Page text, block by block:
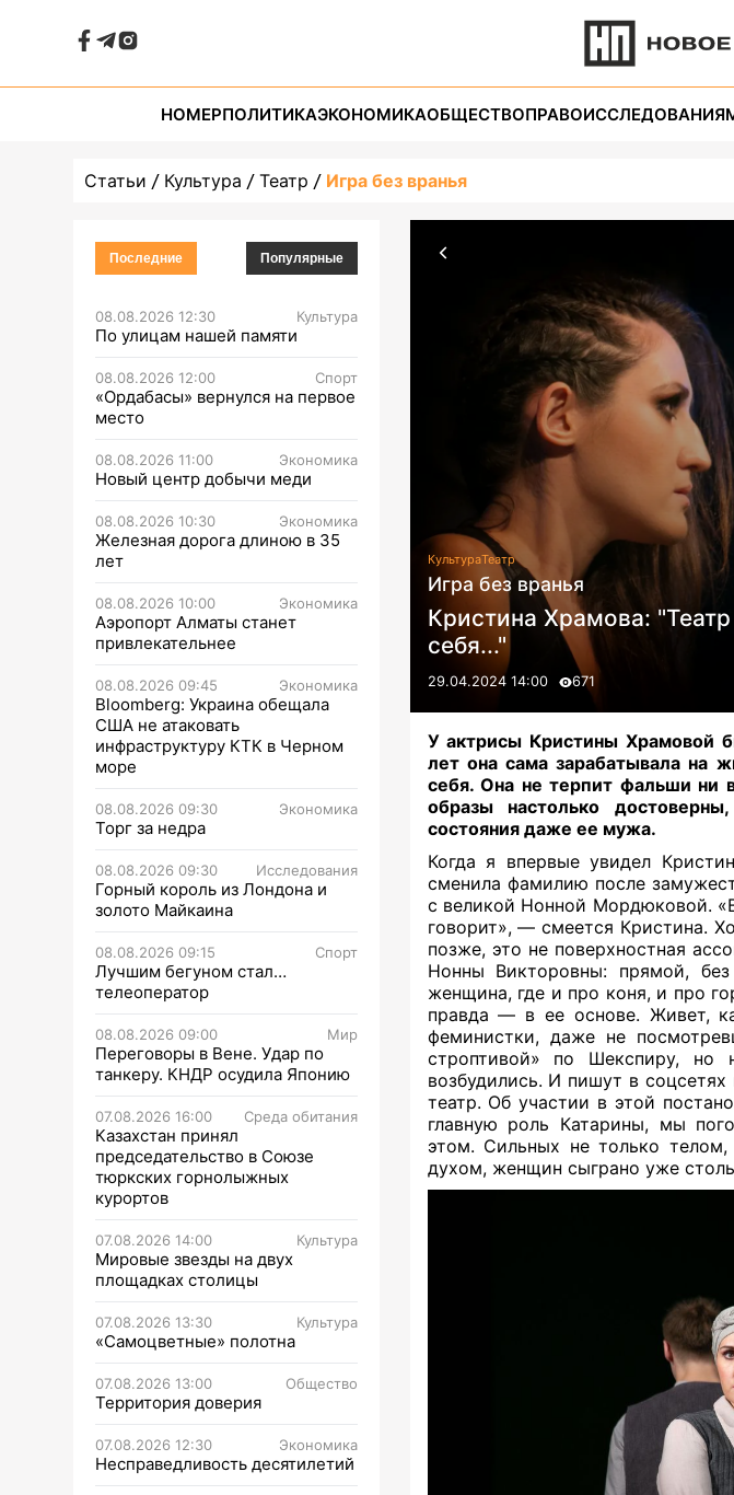
НОМЕРПОЛИТИКАЭКОНОМИКАОБЩЕСТВОПРАВОИССЛЕДОВАНИЯ
Статьи Культура Театр Игра без вранья
Последние Популярные
08.08.2026 12:30 Культура
По улицам нашей памяти
08.08.2026 12:00 Спорт
«Ордабасы» вернулся на первое
место
08.08.2026 11:00 Экономика
Новый центр добычи меди
08.08.2026 10:30 Экономика
Железная дорога длиною в 35
лет
08.08.2026 10:00 Экономика
Аэропорт Алматы станет
привлекательнее
08.08.2026 09:45 Экономика
Bloomberg: Украина обещала
США не атаковать
инфраструктуру КТК в Черном
море
08.08.2026 09:30 Экономика
Торг за недра
08.08.2026 09:30 Исследования
Горный король из Лондона и
золото Майкаина
08.08.2026 09:15 Спорт
Лучшим бегуном стал…
телеоператор
08.08.2026 09:00 Мир
Переговоры в Вене. Удар по
танкеру. КНДР осудила Японию
07.08.2026 16:00 Среда обитания
Казахстан принял
председательство в Союзе
тюркских горнолыжных
курортов
07.08.2026 14:00 Культура
Мировые звезды на двух
площадках столицы
07.08.2026 13:30 Культура
«Самоцветные» полотна
07.08.2026 13:00 Общество
Территория доверия
07.08.2026 12:30 Экономика
Несправедливость десятилетий
КультураТеатр
Игра без вранья
Кристина Храмова:
себя..."
29.04.2024 14:00 671
У актрисы Кристины Храмовой
лет она сама зарабатывала на
себя. Она не терпит фальши ни
образы настолько
состояния даже ее мужа.
Когда я впервые увидел
сменила фамилию после
с великой Нонной Мордюковой.
говорит», — смеется Кристина.
позже, это не поверхностная
Нонны Викторовны: прямой, без
женщина, где и про коня, и про
правда — в ее основе. Живет,
феминистки, даже не
строптивой» по Шекспиру, но
возбудились. И пишут в соцсетях
театр. Об участии в этой
главную роль Катарины, мы
этом. Сильных не только
духом, женщин сыграно уже